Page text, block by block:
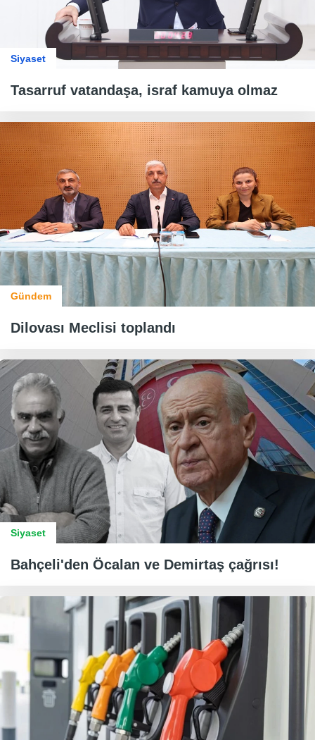
Siyaset
Tasarruf vatandaşa, israf kamuya olmaz
Gündem
Dilovası Meclisi toplandı
Siyaset
Bahçeli'den Öcalan ve Demirtaş çağrısı!